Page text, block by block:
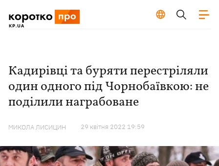
Кадирівці та буряти перестріляли
один одного під Чорнобаївкою: не
поділили награбоване
МИКОЛА ЛИСИЦИН 29 квiтня 2022 19:59